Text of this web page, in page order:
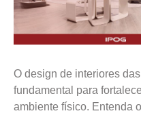
O design de interiores
fundamental para
ambiente físico. Entenda